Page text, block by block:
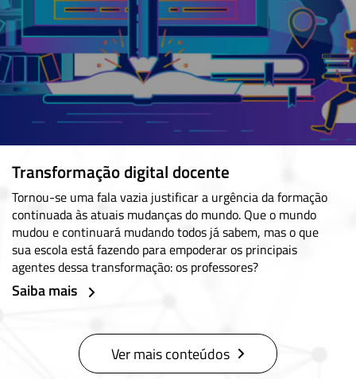
Transformação digital docente
Tornou-se uma fala vazia justificar a urgência da formação
continuada às atuais mudanças do mundo. Que o mundo
mudou e continuará mudando todos já sabem, mas o que
sua escola está fazendo para empoderar os principais
agentes dessa transformação: os professores?
Saiba mais
Ver mais conteúdos